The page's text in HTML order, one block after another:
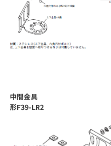
中間金具
形F39-LR2